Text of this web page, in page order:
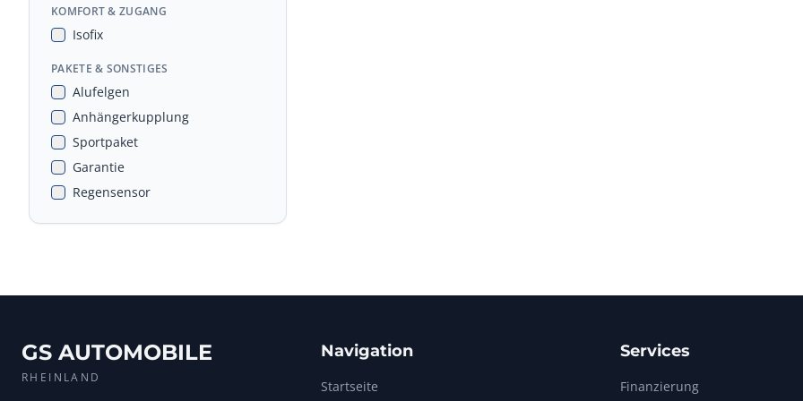
KOMFORT & ZUGANG
Isofix
PAKETE & SONSTIGES
Alufelgen
Anhängerkupplung
Sportpaket
Garantie
Regensensor
GS AUTOMOBILE
RHEINLAND
Navigation
Startseite
Services
Finanzierung